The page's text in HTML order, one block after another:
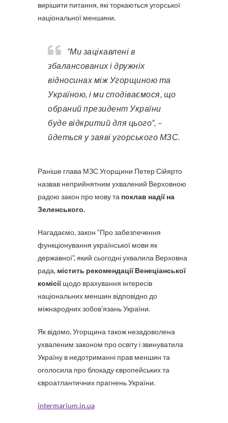
вирішити питання, які торкаються угорської
національної меншини.
“Ми зацікавлені в
збалансованих і дружніх
відносинах між Угорщиною та
Україною, і ми сподіваємося, що
обраний президент України
буде відкритий для цього”, –
йдеться у заяві угорського МЗС.
Раніше глава МЗС Угорщини Петер Сійярто
назвав неприйнятним ухвалений Верховною
радою закон про мову та поклав надії на
Зеленського.
Нагадаємо, закон “Про забезпечення
функціонування української мови як
державної”, який сьогодні ухвалила Верховна
рада, містить рекомендації Венеціанської
комісіїщодо врахування інтересів
національних меншин відповідно до
міжнародних зобов’язань України.
Як відомо, Угорщина також незадоволена
ухваленим законом про освіту і звинуватила
Україну в недотриманні прав меншин та
оголосила про блокаду європейських та
євроатлантичних прагнень України.
intermarium.in.ua